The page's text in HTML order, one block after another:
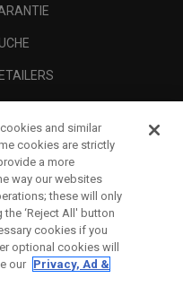
and similar
cookies are strictly
a more
way our websites
these will only
‘Reject All' button
cookies if you
optional cookies will
our Privacy, Ad &